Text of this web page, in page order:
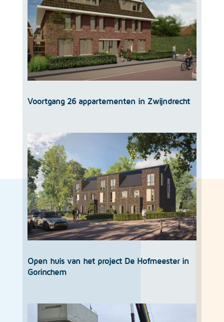
Voortgang 26 appartementen in Zwijndrecht
Open huis van het project De Hofmeester in
Gorinchem